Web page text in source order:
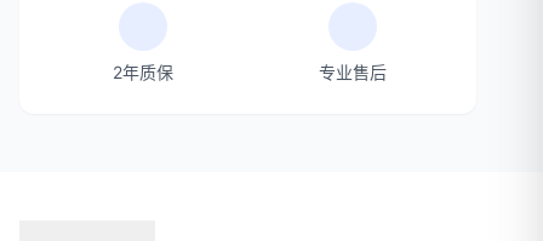
2年质保 专业售后